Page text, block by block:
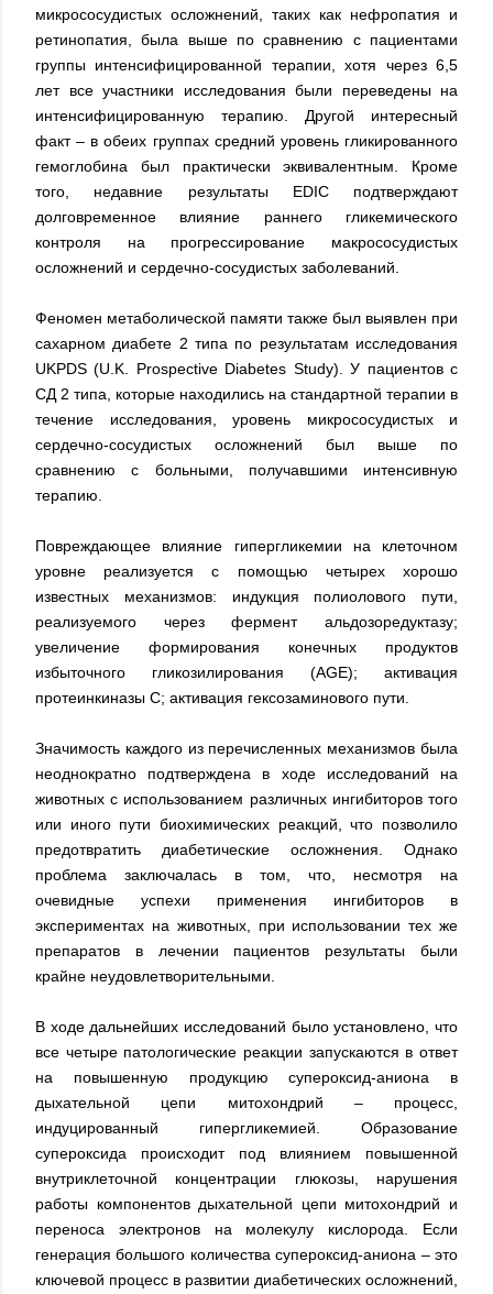
микрососудистых осложнений, таких как нефропатия и
ретинопатия, была выше по сравнению с пациентами
группы интенсифицированной терапии, хотя через 6,5
лет все участники исследования были переведены на
интенсифицированную терапию. Другой интересный
факт – в обеих группах средний уровень гликированного
гемоглобина был практически эквивалентным. Кроме
того, недавние результаты EDIC подтверждают
долговременное влияние раннего гликемического
контроля на прогрессирование макрососудистых
осложнений и сердечно-сосудистых заболеваний.
Феномен метаболической памяти также был выявлен при
сахарном диабете 2 типа по результатам исследования
UKPDS (U.K. Prospective Diabetes Study). У пациентов с
СД 2 типа, которые находились на стандартной терапии в
течение исследования, уровень микрососудистых и
сердечно-сосудистых осложнений был выше по
сравнению с больными, получавшими интенсивную
терапию.
Повреждающее влияние гипергликемии на клеточном
уровне реализуется с помощью четырех хорошо
известных механизмов: индукция полиолового пути,
реализуемого через фермент альдозоредуктазу;
увеличение формирования конечных продуктов
избыточного гликозилирования (AGE); активация
протеинкиназы С; активация гексозаминового пути.
Значимость каждого из перечисленных механизмов была
неоднократно подтверждена в ходе исследований на
животных с использованием различных ингибиторов того
или иного пути биохимических реакций, что позволило
предотвратить диабетические осложнения. Однако
проблема заключалась в том, что, несмотря на
очевидные успехи применения ингибиторов в
экспериментах на животных, при использовании тех же
препаратов в лечении пациентов результаты были
крайне неудовлетворительными.
В ходе дальнейших исследований было установлено, что
все четыре патологические реакции запускаются в ответ
на повышенную продукцию супероксид-аниона в
дыхательной цепи митохондрий – процесс,
индуцированный гипергликемией. Образование
супероксида происходит под влиянием повышенной
внутриклеточной концентрации глюкозы, нарушения
работы компонентов дыхательной цепи митохондрий и
переноса электронов на молекулу кислорода. Если
генерация большого количества супероксид-аниона – это
ключевой процесс в развитии диабетических осложнений,